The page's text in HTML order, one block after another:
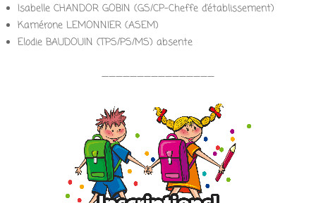
Isabelle CHANDOR GOBIN (GS/CP-Cheffe d’établissement)
Kamérone LEMONNIER (ASEM)
Elodie BAUDOUIN (TPS/PS/MS) absente
————————————————